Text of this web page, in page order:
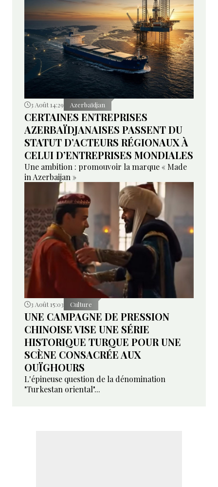
3 Août 14:29 Azerbaïdjan
CERTAINES ENTREPRISES
AZERBAÏDJANAISES PASSENT DU
STATUT D’ACTEURS RÉGIONAUX À
CELUI D’ENTREPRISES MONDIALES
Une ambition : promouvoir la marque « Made
in Azerbaijan »
3 Août 15:03 Culture
UNE CAMPAGNE DE PRESSION
CHINOISE VISE UNE SÉRIE
HISTORIQUE TURQUE POUR UNE
SCÈNE CONSACRÉE AUX
OUÏGHOURS
L'épineuse question de la dénomination
"Turkestan oriental"...